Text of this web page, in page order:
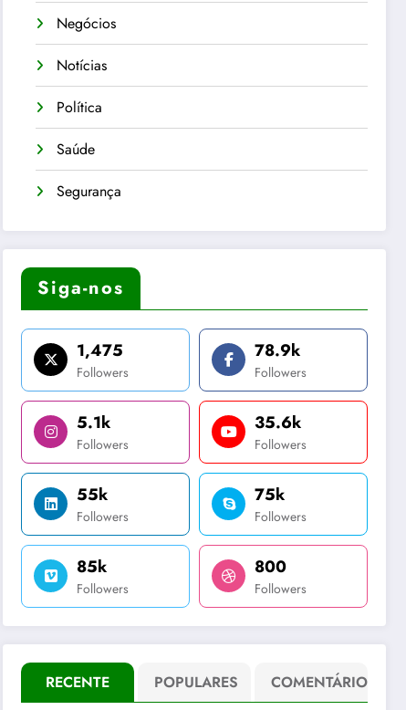
Negócios
Notícias
Política
Saúde
Segurança
Siga-nos
1,475
Followers
78.9k
Followers
5.1k
Followers
35.6k
Followers
55k
Followers
75k
Followers
85k
Followers
800
Followers
RECENTE POPULARES COMENTÁRIO